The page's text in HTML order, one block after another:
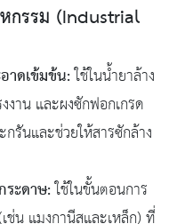
กรรม (Industrial
าดเข้มข้น:ใช้ในน้ำยาล้าง
งาน และผงซักฟอกเกรด
รันและช่วยให้สารซักล้าง
ะดาษ:ใช้ในขั้นตอนการ